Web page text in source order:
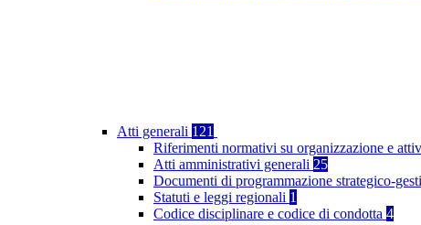
Atti generali 121
Riferimenti normativi su organizzazione e
Atti amministrativi generali 25
Documenti di programmazione strategico-
Statuti e leggi regionali 1
Codice disciplinare e codice di condotta 4